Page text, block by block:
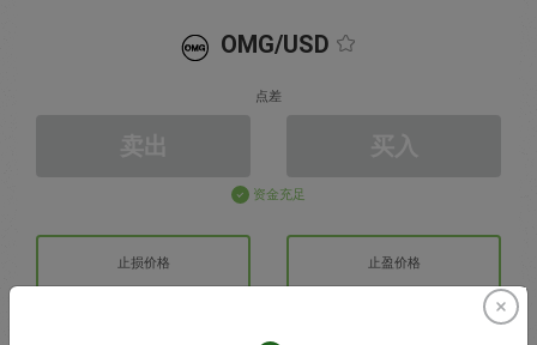
OMG/USD
点差
资金充足
止损价格 止盈价格